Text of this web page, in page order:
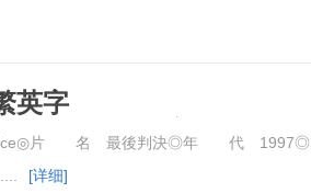
英字
高清
片 名 最後判決◎年 代 1997◎
[详细]